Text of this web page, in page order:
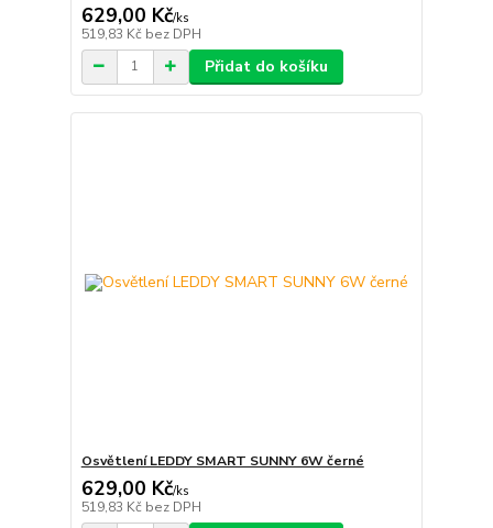
629,00 Kč/ks
519,83 Kč bez DPH
Přidat do košíku
Osvětlení LEDDY SMART SUNNY 6W černé
629,00 Kč/ks
519,83 Kč bez DPH